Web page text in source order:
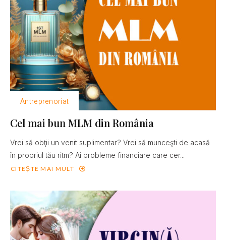
Antreprenoriat
Cel mai bun MLM din România
Vrei să obţii un venit suplimentar? Vrei să munceşti de acasă
în propriul tău ritm? Ai probleme financiare care cer...
CITEȘTE MAI MULT